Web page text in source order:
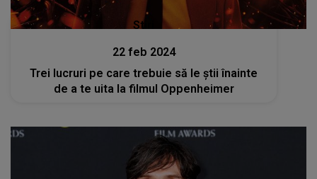
Stiri
22 feb 2024
Trei lucruri pe care trebuie să le știi înainte
de a te uita la filmul Oppenheimer